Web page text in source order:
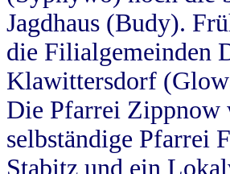
Jagdhaus (Budy).
die Filialgemeinden
Klawittersdorf
Die Pfarrei Zippnow
selbständige Pfarrei
Stabitz und ein